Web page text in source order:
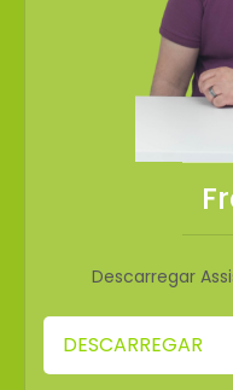
Descarregar
DESCARREGAR